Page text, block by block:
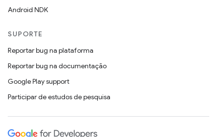
Android NDK
SUPORTE
Reportar bug na plataforma
Reportar bug na documentação
Google Play support
Participar de estudos de pesquisa